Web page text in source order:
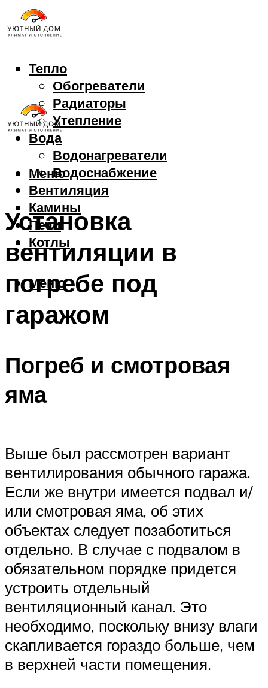
Тепло
Обогреватели
Радиаторы
Утепление
Вода
Водонагреватели
Водоснабжение
Вентиляция
Камины
Печи
Котлы
Меню
Меню
Установка
вентиляции в
погребе под
гаражом
Погреб и смотровая
яма
Выше был рассмотрен вариант
вентилирования обычного гаража.
Если же внутри имеется подвал и/
или смотровая яма, об этих
объектах следует позаботиться
отдельно. В случае с подвалом в
обязательном порядке придется
устроить отдельный
вентиляционный канал. Это
необходимо, поскольку внизу влаги
скапливается гораздо больше, чем
в верхней части помещения.